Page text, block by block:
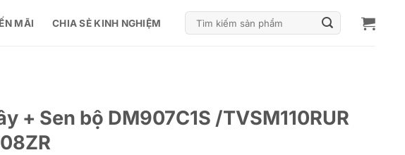
MÃI CHIA SẺ KINH NGHIỆM
kiếm:
+ Sen bộ DM907C1S /TVSM110RUR